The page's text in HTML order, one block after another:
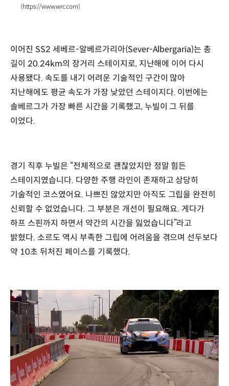
(https://www.wrc.com)
이어진 SS2 세베르-알베르가리아(Sever-Albergaria)는 총
길이 20.24km의 장거리 스테이지로, 지난해에 이어 다시
사용됐다. 속도를 내기 어려운 기술적인 구간이 많아
지난해에도 평균 속도가 가장 낮았던 스테이지다. 이번에는
솔베르그가 가장 빠른 시간을 기록했고, 누빌이 그 뒤를
이었다.
경기 직후 누빌은 “전체적으로 괜찮았지만 정말 힘든
스테이지였습니다. 다양한 주행 라인이 존재하고 상당히
기술적인 코스였어요. 나쁘진 않았지만 아직도 그립을 완전히
신뢰할 수 없었습니다. 그 부분은 개선이 필요해요. 게다가
하프 스핀까지 하면서 약간의 시간을 잃었습니다”라고
밝혔다. 소르도 역시 부족한 그립에 어려움을 겪으며 선두보다
약 10초 뒤처진 페이스를 기록했다.